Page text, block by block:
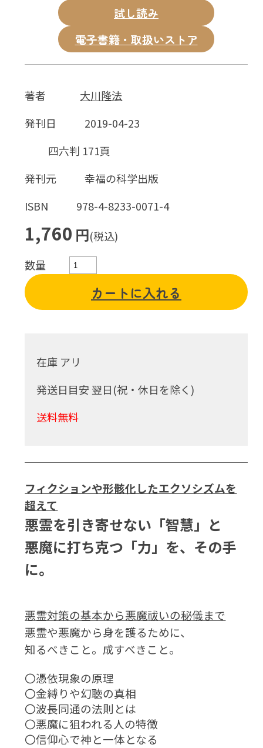
試し読み
電子書籍・取扱いストア
著者
大川隆法
発刊日
2019-04-23
四六判 171頁
発刊元
幸福の科学出版
ISBN
978-4-8233-0071-4
1,760 円(税込)
数量
カートに入れる
在庫 アリ
発送日目安 翌日(祝・休日を除く)
送料無料
フィクションや形骸化したエクソシズムを
超えて
悪霊を引き寄せない「智慧」と
悪魔に打ち克つ「力」を、その手
に。
悪霊対策の基本から悪魔祓いの秘儀まで
悪霊や悪魔から身を護るために、
知るべきこと。成すべきこと。
〇憑依現象の原理
〇金縛りや幻聴の真相
〇波長同通の法則とは
〇悪魔に狙われる人の特徴
〇信仰心で神と一体となる